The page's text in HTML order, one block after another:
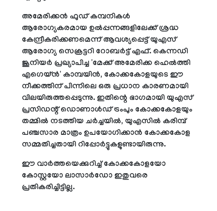
അമേരിക്കൻ ഫുഡ് കമ്പനികൾ
ആരോഗ്യകരമായ ഉൽപ്പന്നങ്ങളിലേക്ക് ശ്രദ്ധ
കേന്ദ്രീകരിക്കണമെന്ന് ആവശ്യപ്പെട്ട് യുഎസ്
ആരോഗ്യ സെക്രട്ടറി റോബർട്ട് എഫ്. കെന്നഡി
ജൂനിയർ പ്രഖ്യാപിച്ച 'മേക്ക് അമേരിക്ക ഹെൽത്തി
എഗെയ്ൻ' കാമ്പയിൻ, കോക്കകോളയുടെ ഈ
നീക്കത്തിന് പിന്നിലെ ഒരു പ്രധാന കാരണമായി
വിലയിരുത്തപ്പെടുന്നു. ഇതിന്റെ ഭാഗമായി യുഎസ്
പ്രസിഡന്റ് ഡൊണാൾഡ് ട്രംപും കോക്കകോളയും
തമ്മിൽ നടത്തിയ ചർച്ചയിൽ, യുഎസിൽ കരിമ്പ്
പഞ്ചസാര മാത്രം ഉപയോഗിക്കാൻ കോക്കകോള
സമ്മതിച്ചതായി റിപ്പോർട്ടുകളുണ്ടായിരുന്നു.
ഈ വാർത്തയെക്കുറിച്ച് കോക്കകോളയോ
കോസ്റ്റയോ ലാസാർഡോ ഇതുവരെ
പ്രതികരിച്ചിട്ടില്ല.